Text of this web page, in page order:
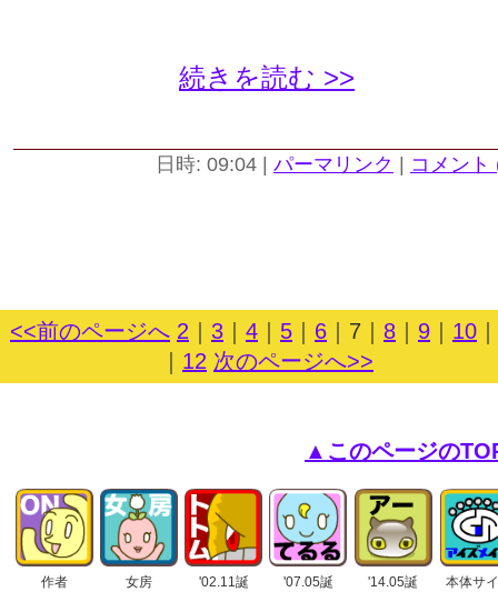
続きを読む >>
日時: 09:04 パーマリンク コメント
<<前のページへ 2 3 4 5 6 7 8 9 10
12 次のページへ>>
▲このページの
作者 女房 '02.11誕 '07.05誕 '14.05誕 本体サ